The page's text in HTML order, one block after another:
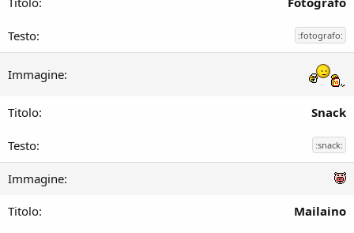
:fotografo:
Snack
:snack:
Mailaino